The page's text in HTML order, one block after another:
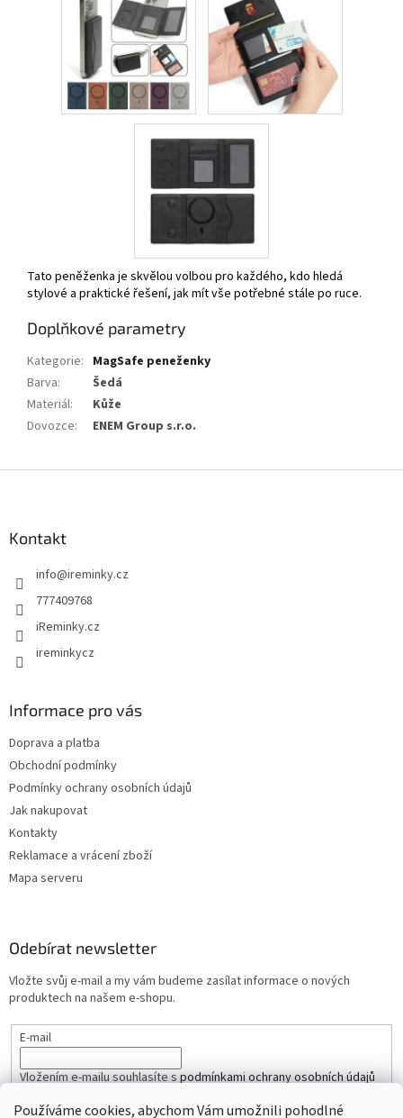
Používáme cookies, abychom Vám umožnili pohodlné
Tato peněženka je skvělou volbou pro každého, kdo hledá
stylové a praktické řešení, jak mít vše potřebné stále po ruce.
Doplňkové parametry
Kategorie: MagSafe peneženky
Barva:
Šedá
Materiál:
Kůže
Dovozce: ENEM Group s.r.o.
Kontakt
info@ireminky.cz
777409768
iReminky.cz
ireminkycz
Informace pro vás
Doprava a platba
Obchodní podmínky
Podmínky ochrany osobních údajů
Jak nakupovat
Kontakty
Reklamace a vrácení zboží
Mapa serveru
Odebírat newsletter
Vložte svůj e-mail a my vám budeme zasílat informace o nových
produktech na našem e-shopu.
E-mail
Vložením e-mailu souhlasíte spodmínkami ochrany osobních údajů